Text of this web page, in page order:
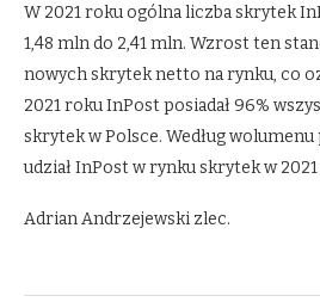
W 2021 roku ogólna liczba skrytek
1,48 mln do 2,41 mln. Wzrost ten
nowych skrytek netto na rynku, co
2021 roku InPost posiadał 96%
skrytek w Polsce. Według wolumenu
udział InPost w rynku skrytek w
Adrian Andrzejewski zlec.